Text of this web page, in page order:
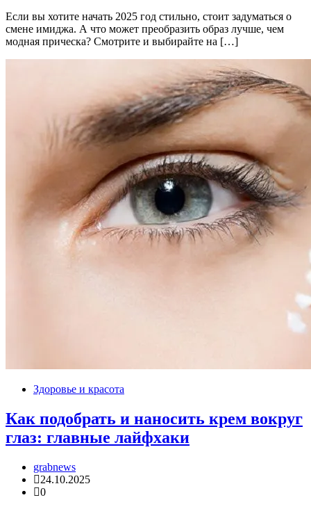
Если вы хотите начать 2025 год стильно, стоит задуматься о
смене имиджа. А что может преобразить образ лучше, чем
модная прическа? Смотрите и выбирайте на […]
Здоровье и красота
Как подобрать и наносить крем вокруг
глаз: главные лайфхаки
grabnews
24.10.2025
0